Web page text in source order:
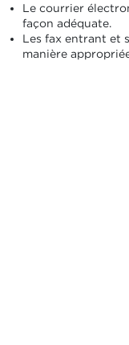
Le courrier
façon adéquate.
Les fax entrant et
manière